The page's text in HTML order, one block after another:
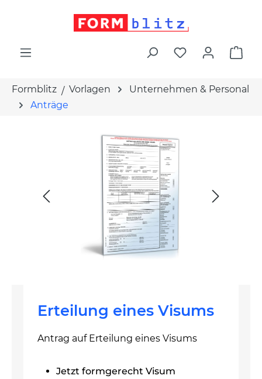
Formblitz Vorlagen
Unternehmen & Personal
Anträge
Erteilung eines Visums
Antrag auf Erteilung eines Visums
Jetzt formgerecht Visum